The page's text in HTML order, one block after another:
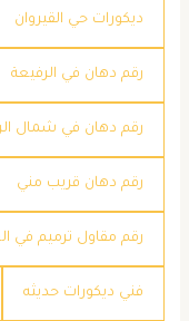
ديكورات حي القيروان
رقم دهان في الرفيعة
رقم دهان في شمال
رقم دهان قريب مني
رقم مقاول ترميم في
فني ديكورات حديثه